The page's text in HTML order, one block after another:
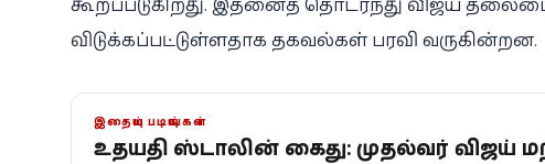
விடுக்கப்பட்டுள்ளதாக தகவல்கள் பரவி வருகின்றன.
இதையும் படியுங்கள்
உதயநிதி ஸ்டாலின் கைது: முதல்வர் விஜய்